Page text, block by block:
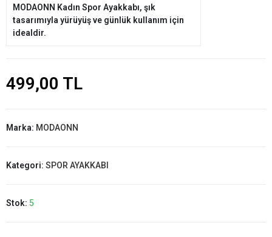
MODAONN Kadın Spor Ayakkabı, şık
tasarımıyla yürüyüş ve günlük kullanım için
idealdir.
499,00 TL
Marka: MODAONN
Kategori: SPOR AYAKKABI
Stok: 5